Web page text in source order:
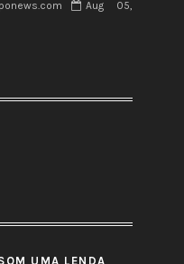
Aug 05,
UMA LENDA